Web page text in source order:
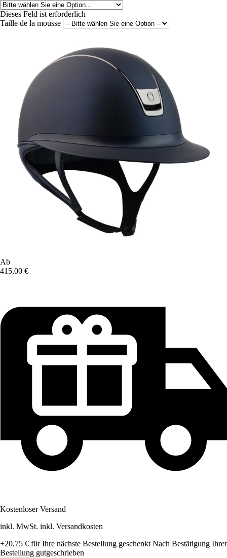
Dieses Feld ist erforderlich
Taille de la mousse
Ab
415,00 €
Kostenloser Versand
inkl. MwSt. inkl. Versandkosten
+20,75 € für Ihre nächste Bestellung geschenkt Nach Bestätigung Ihrer
Bestellung gutgeschrieben